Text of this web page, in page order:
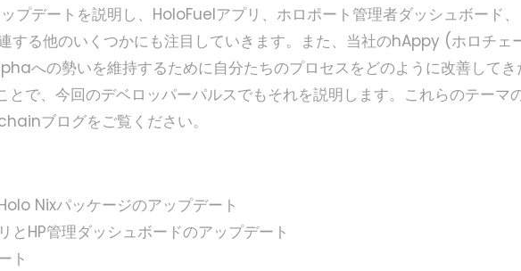
プデートを説明し、HoloFuelアプリ、ホロポート管理者ダッシュボード、
する他のいくつかにも注目していきます。また、当社のhAppy (ホロチェ
への勢いを維持するために自分たちのプロセスをどのように改善してき
とで、今回のデベロッパーパルスでもそれを説明します。これらのテーマ
ブログをご覧ください。
Nixパッケージのアップデート
とHP管理ダッシュボードのアップデート
ト